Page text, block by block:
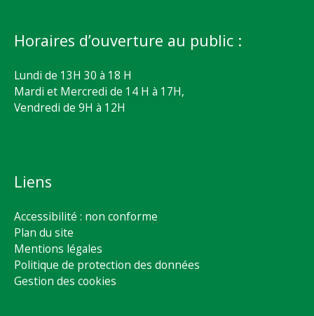
Horaires d’ouverture au public :
Lundi de 13H 30 à 18 H
Mardi et Mercredi de 14 H à 17H,
Vendredi de 9H à 12H
Liens
Accessibilité : non conforme
Plan du site
Mentions légales
Politique de protection des données
Gestion des cookies